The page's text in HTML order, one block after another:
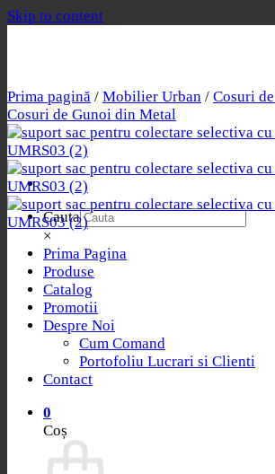
Skip to content
Cauta
×
Prima Pagina
Produse
Catalog
Promotii
Despre Noi
Cum Comand
Portofoliu Lucrari si Clienti
Contact
0
Coș
Prima pagină / Mobilier Urban / Cosuri
Cosuri de Gunoi din Metal